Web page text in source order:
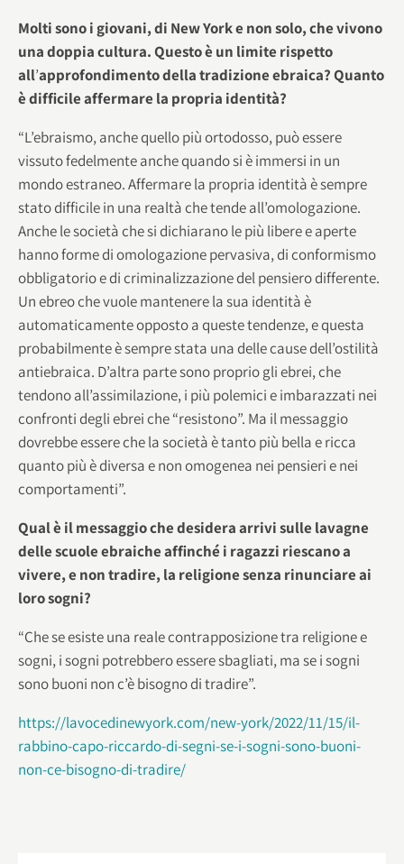
Molti sono i giovani, di New York e non solo, che vivono
una doppia cultura. Questo è un limite rispetto
all’approfondimento della tradizione ebraica? Quanto
è difficile affermare la propria identità?
“L’ebraismo, anche quello più ortodosso, può essere
vissuto fedelmente anche quando si è immersi in un
mondo estraneo. Affermare la propria identità è sempre
stato difficile in una realtà che tende all’omologazione.
Anche le società che si dichiarano le più libere e aperte
hanno forme di omologazione pervasiva, di conformismo
obbligatorio e di criminalizzazione del pensiero differente.
Un ebreo che vuole mantenere la sua identità è
automaticamente opposto a queste tendenze, e questa
probabilmente è sempre stata una delle cause dell’ostilità
antiebraica. D’altra parte sono proprio gli ebrei, che
tendono all’assimilazione, i più polemici e imbarazzati nei
confronti degli ebrei che “resistono”. Ma il messaggio
dovrebbe essere che la società è tanto più bella e ricca
quanto più è diversa e non omogenea nei pensieri e nei
comportamenti”.
Qual è il messaggio che desidera arrivi sulle lavagne
delle scuole ebraiche affinché i ragazzi riescano a
vivere, e non tradire, la religione senza rinunciare ai
loro sogni?
“Che se esiste una reale contrapposizione tra religione e
sogni, i sogni potrebbero essere sbagliati, ma se i sogni
sono buoni non c’è bisogno di tradire”.
https://lavocedinewyork.com/new-york/2022/11/15/il-
rabbino-capo-riccardo-di-segni-se-i-sogni-sono-buoni-
non-ce-bisogno-di-tradire/